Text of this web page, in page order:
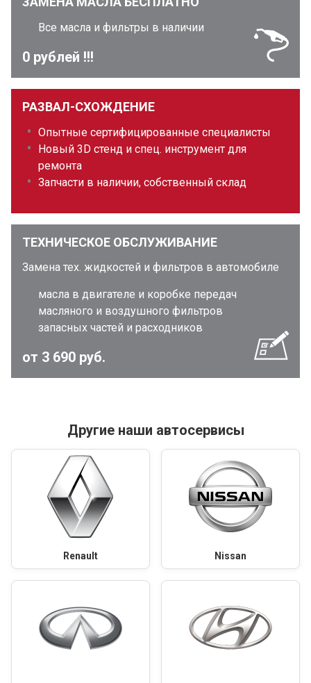
Все масла и фильтры в наличии
0 рублей !!!
РАЗВАЛ-СХОЖДЕНИЕ
Опытные сертифицированные специалисты
Новый 3D стенд и спец. инструмент для
ремонта
Запчасти в наличии, собственный склад
ТЕХНИЧЕСКОЕ ОБСЛУЖИВАНИЕ
Замена тех. жидкостей и фильтров в автомобиле
масла в двигателе и коробке передач
масляного и воздушного фильтров
запасных частей и расходников
от 3 690 руб.
Другие наши автосервисы
Renault Nissan